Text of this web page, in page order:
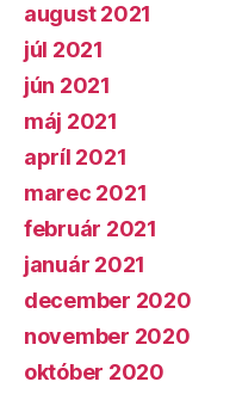
august 2021
júl 2021
jún 2021
máj 2021
apríl 2021
marec 2021
február 2021
január 2021
december 2020
november 2020
október 2020